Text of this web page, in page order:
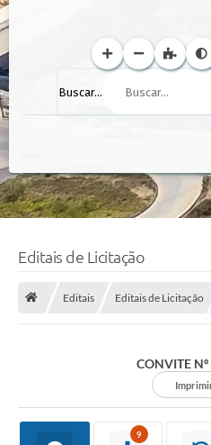
Buscar...
Editais de Licitação
Editais Editais de Licitação
CONVITE
9